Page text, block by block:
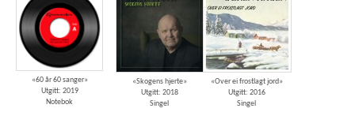
«60 år 60 sanger»
Utgitt: 2019
Notebok
«Skogens hjerte»
Utgitt: 2018
Singel
«Over ei frostlagt jord»
Utgitt: 2016
Singel